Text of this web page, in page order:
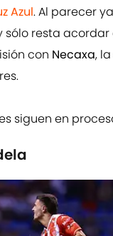
Azul. Al parecer
resta acordar
con Necaxa,
siguen en